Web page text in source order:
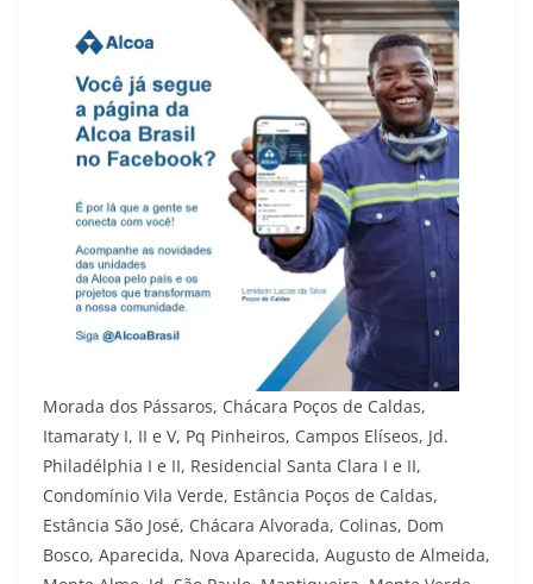
Morada dos Pássaros, Chácara Poços de Caldas,
Itamaraty I, II e V, Pq Pinheiros, Campos Elíseos, Jd.
Philadélphia I e II, Residencial Santa Clara I e II,
Condomínio Vila Verde, Estância Poços de Caldas,
Estância São José, Chácara Alvorada, Colinas, Dom
Bosco, Aparecida, Nova Aparecida, Augusto de Almeida,